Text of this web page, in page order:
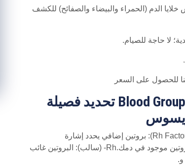
الدم (الحمراء والبيضاء والصفائح) للكشف
لا حاجة للصيام.
للحصول على السعر
Blood Grouping (ABO & RH) تحديد فصيلة
عامل الريسوس (Rh Factor): بروتين إضافي يحدد إشارة
الفصيلة:Rh+ (موجب): البروتين موجود في دمك.Rh- (سالب): البروتين غائب